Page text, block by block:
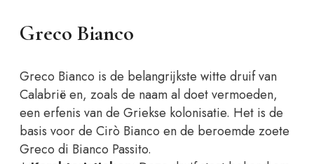
Greco Bianco
Greco Bianco is de belangrijkste witte druif van
Calabrië en, zoals de naam al doet vermoeden,
een erfenis van de Griekse kolonisatie. Het is de
basis voor de Cirò Bianco en de beroemde zoete
Greco di Bianco Passito.